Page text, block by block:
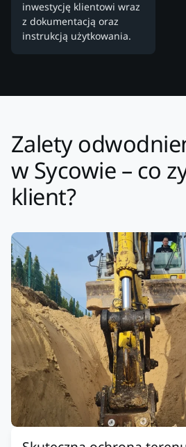
inwestycję klientowi wraz
z dokumentacją oraz
instrukcją użytkowania.
Zalety
w Sycowie – co
klient?